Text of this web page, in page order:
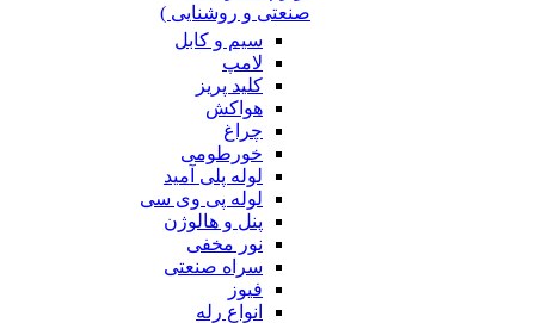
صنعتی و روشنایی )
سیم و کابل
لامپ
کلید پریز
هواکش
چراغ
خورطومی
لوله پلی آمید
لوله پی وی سی
پنل و هالوژن
نور مخفی
سراه صنعتی
فیوز
انواع رله